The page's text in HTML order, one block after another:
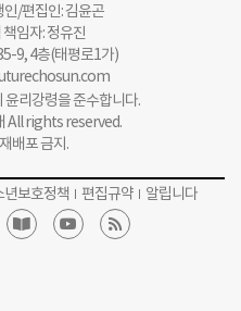
/편집인: 김윤곤
임자: 정유진
9, 4층(태평로1가)
리강령을 준수합니다.
All rights reserved.
배포 금지.
년보호정책 편집규약 알립니다